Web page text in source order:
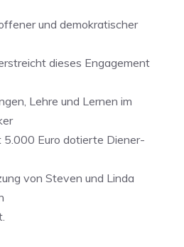
und demokratischer
dieses Engagement
Lehre und Lernen im
5.000 Euro dotierte Diener-
von Steven und Linda